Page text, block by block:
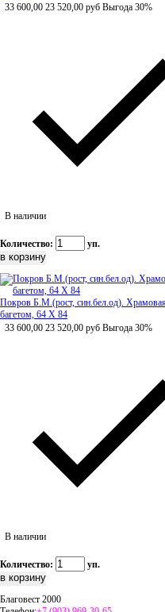
33 600,00 23 520,00 руб Выгода 30%
В наличии
Количество: уп.
Покров Б.М.(рост, син.бел.од).
багетом, 64 Х 84
33 600,00 23 520,00 руб Выгода 30%
В наличии
Количество: уп.
Благовест 2000